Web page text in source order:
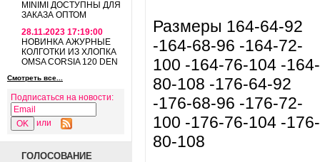
MINIMI ДОСТУПНЫ ДЛЯ
ЗАКАЗА ОПТОМ
28.11.2023 17:19:00
НОВИНКА АЖУРНЫЕ
КОЛГОТКИ ИЗ ХЛОПКА
OMSA CORSIA 120 DEN
Смотреть все...
Подписаться на новости:
или
ГОЛОСОВАНИЕ
Размеры 164-64-92
-164-68-96 -164-72-
100 -164-76-104 -164-
80-108 -176-64-92
-176-68-96 -176-72-
100 -176-76-104 -176-
80-108